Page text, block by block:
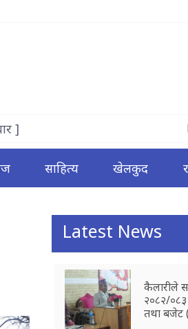
]
साहित्य खेलकुद
Latest News
कैलारीले
२०८२/०८३
तथा बजेट